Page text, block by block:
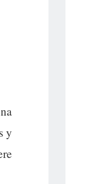
y